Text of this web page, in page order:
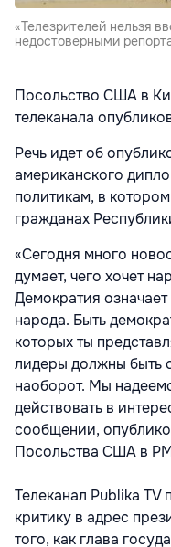
«Телезрителей нельзя
недостоверными
Посольство США в
телеканала
Речь идет об
американского
политикам, в
гражданах
«Сегодня много
думает, чего хочет
Демократия
народа. Быть
которых ты
лидеры должны быть
наоборот. Мы
действовать в
сообщении,
Посольства США в
Телеканал Publika TV
критику в адрес
того, как глава